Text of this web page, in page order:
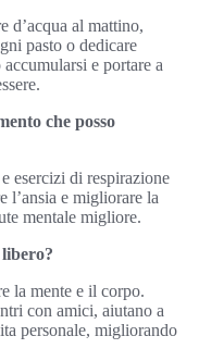
d’acqua al mattino,
pasto o dedicare
e portare a
che posso
esercizi di respirazione
l’ansia e migliorare la
mentale migliore.
la mente e il corpo.
con amici, aiutano a
personale, migliorando